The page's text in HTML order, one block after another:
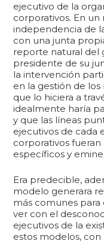
ejecutivo de la
corporativos. En
independencia de
con una junta
reporte natural del
presidente de su
la intervención
en la gestión de
que lo hiciera a
idealmente haría
y que las líneas
ejecutivos de cada
corporativos
específicos y
Era predecible,
modelo generara
más comunes para
ver con el
ejecutivos de la
estos modelos,